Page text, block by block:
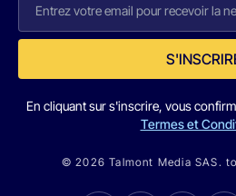
En cliquant sur s'inscrire, vous
Termes et
© 2026 Talmont Media SAS.